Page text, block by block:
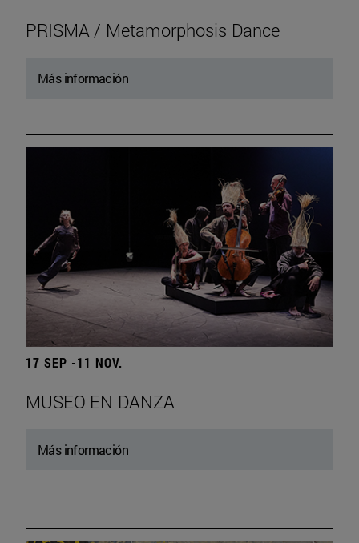
PRISMA / Metamorphosis Dance
Más información
17 SEP -11 NOV.
MUSEO EN DANZA
Más información